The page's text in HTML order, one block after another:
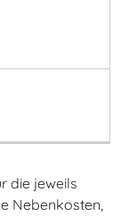
die jeweils
Nebenkosten,